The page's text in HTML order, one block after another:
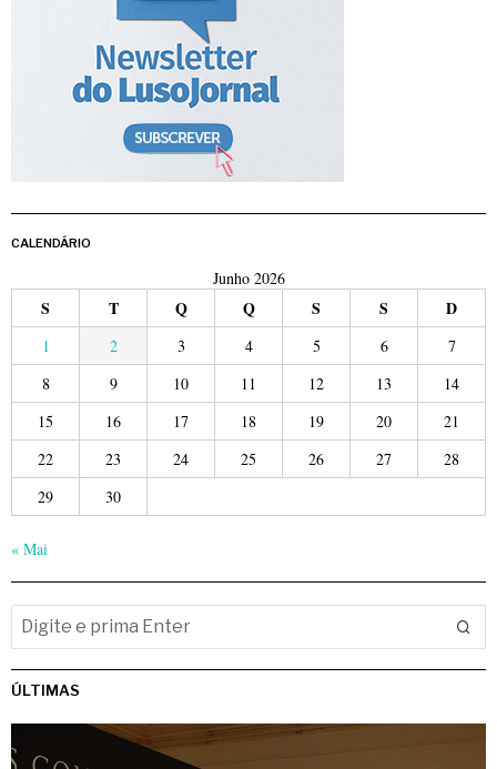
CALENDÁRIO
Junho 2026
S T Q Q S S D
1 2 3 4 5 6
7
8
9 10 11 12 13
14
15
16 17 18 19 20
21
22
23 24 25 26 27
28
29
30
« Mai
ÚLTIMAS